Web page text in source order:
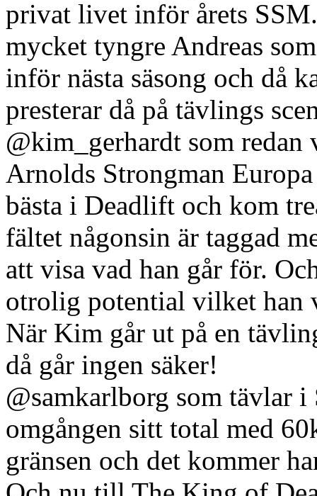
privat livet inför årets
mycket tyngre Andreas
inför nästa säsong och då
presterar då på tävlings
@kim_gerhardt som redan
Arnolds Strongman
bästa i Deadlift och kom
fältet någonsin är taggad
att visa vad han går för.
otrolig potential vilket han
När Kim går ut på en
då går ingen säker!
@samkarlborg som tävlar i
omgången sitt total med
gränsen och det kommer